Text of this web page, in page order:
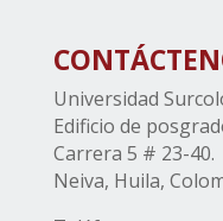
Universidad
Edificio de
Carrera 5 # 23-40.
Neiva, Huila,